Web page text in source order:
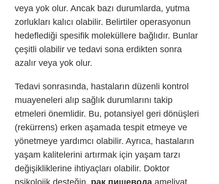
veya yok olur. Ancak bazı durumlarda, yutma
zorlukları kalıcı olabilir. Belirtiler operasyonun
hedeflediği spesifik moleküllere bağlıdır. Bunlar
çeşitli olabilir ve tedavi sona erdikten sonra
azalır veya yok olur.
Tedavi sonrasında, hastaların düzenli kontrol
muayeneleri alıp sağlık durumlarını takip
etmeleri önemlidir. Bu, potansiyel geri dönüşleri
(rekürrens) erken aşamada tespit etmeye ve
yönetmeye yardımcı olabilir. Ayrıca, hastaların
yaşam kalitelerini artırmak için yaşam tarzı
değişikliklerine ihtiyaçları olabilir. Doktor
psikolojik desteğin, рак пищевода ameliyat